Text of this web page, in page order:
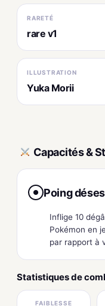
RARETÉ
rare v1
ILLUSTRATION
Yuka Morii
Capacités &
● Poing
Inflige 10
Pokémon en
par rapport à
Statistiques de
FAIBLESSE